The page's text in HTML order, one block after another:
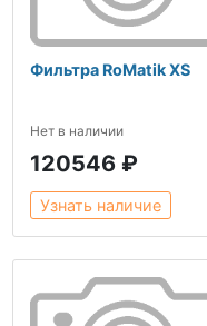
Фильтра RoMatik XS
Нет в наличии
120546 ₽
Узнать наличие